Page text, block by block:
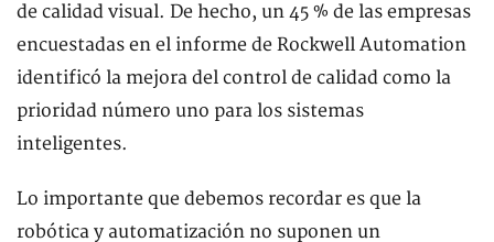
de calidad visual. De hecho, un 45 % de las empresas
encuestadas en el informe de Rockwell Automation
identificó la mejora del control de calidad como la
prioridad número uno para los sistemas
inteligentes.
Lo importante que debemos recordar es que la
robótica y automatización no suponen un